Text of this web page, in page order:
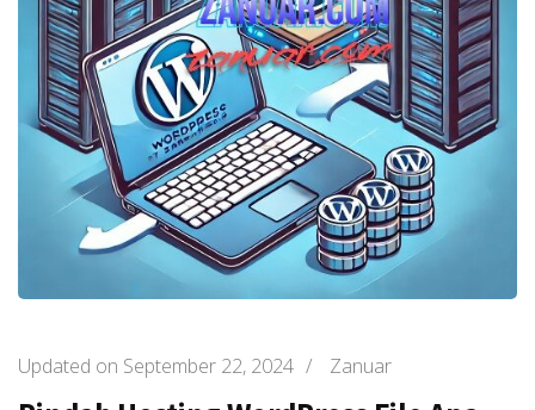
Updated on September 22, 2024 / Zanuar